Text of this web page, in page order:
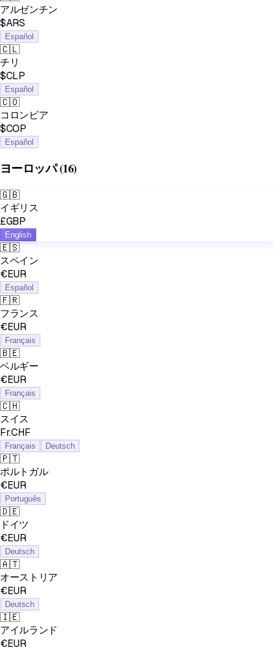
アルゼンチン
$ARS
Español
🇨🇱
チリ
$CLP
Español
🇨🇴
コロンビア
$COP
Español
ヨーロッパ(16)
🇬🇧
イギリス
£GBP
English
🇪🇸
スペイン
€EUR
Español
🇫🇷
フランス
€EUR
Français
🇧🇪
ベルギー
€EUR
Français
🇨🇭
スイス
Fr.CHF
Français Deutsch
🇵🇹
ポルトガル
€EUR
Português
🇩🇪
ドイツ
€EUR
Deutsch
🇦🇹
オーストリア
€EUR
Deutsch
🇮🇪
アイルランド
€EUR